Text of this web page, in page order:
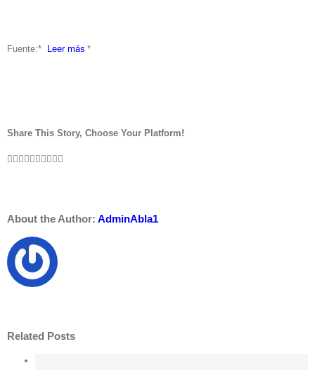
Fuente:* ​ Leer más *
Share This Story, Choose Your Platform!
Facebook
Twitter
LinkedIn
Reddit
WhatsApp
Tumblr
Pinterest
VkXing
About the Author: AdminAbla1
Related Posts